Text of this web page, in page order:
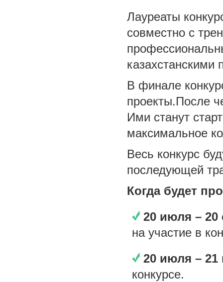
Лауреаты
совместно с
казахстанскими
В финале
проекты.После
Ими станут
максимальное
Весь конкурс
последующей
Когда будет
20 июля –
на участие в
20 июля –
конкурсе.